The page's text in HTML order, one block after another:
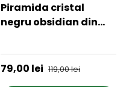
Piramida cristal
negru obsidian din
naturala 4 cm –
pentru protectie,
Preț de vânzare
79,00 lei Preț obișnuit
119,00 lei